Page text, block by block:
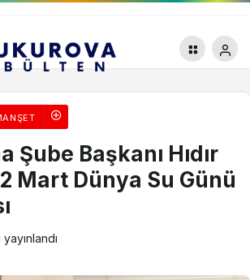
Şube Başkanı Hıdır
Mart Dünya Su Günü
yayınlandı
komşu iki ormanlık talana